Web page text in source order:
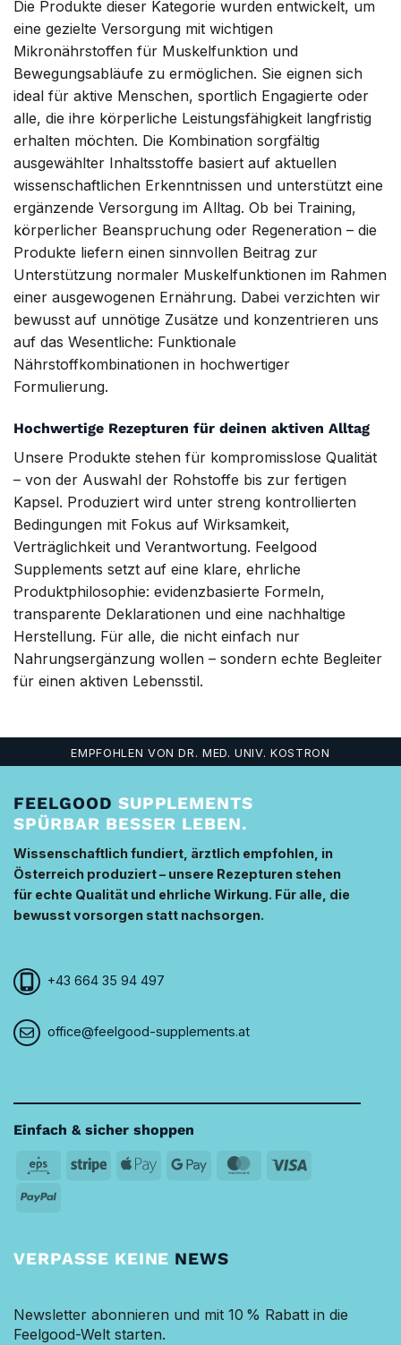
Die Produkte dieser Kategorie wurden entwickelt, um
eine gezielte Versorgung mit wichtigen
Mikronährstoffen für Muskelfunktion und
Bewegungsabläufe zu ermöglichen. Sie eignen sich
ideal für aktive Menschen, sportlich Engagierte oder
alle, die ihre körperliche Leistungsfähigkeit langfristig
erhalten möchten. Die Kombination sorgfältig
ausgewählter Inhaltsstoffe basiert auf aktuellen
wissenschaftlichen Erkenntnissen und unterstützt eine
ergänzende Versorgung im Alltag. Ob bei Training,
körperlicher Beanspruchung oder Regeneration – die
Produkte liefern einen sinnvollen Beitrag zur
Unterstützung normaler Muskelfunktionen im Rahmen
einer ausgewogenen Ernährung. Dabei verzichten wir
bewusst auf unnötige Zusätze und konzentrieren uns
auf das Wesentliche: Funktionale
Nährstoffkombinationen in hochwertiger
Formulierung.
Hochwertige Rezepturen für deinen aktiven Alltag
Unsere Produkte stehen für kompromisslose Qualität
– von der Auswahl der Rohstoffe bis zur fertigen
Kapsel. Produziert wird unter streng kontrollierten
Bedingungen mit Fokus auf Wirksamkeit,
Verträglichkeit und Verantwortung. Feelgood
Supplements setzt auf eine klare, ehrliche
Produktphilosophie: evidenzbasierte Formeln,
transparente Deklarationen und eine nachhaltige
Herstellung. Für alle, die nicht einfach nur
Nahrungsergänzung wollen – sondern echte Begleiter
für einen aktiven Lebensstil.
EMPFOHLEN VON DR. MED. UNIV. KOSTRON
FEELGOOD SUPPLEMENTS
SPÜRBAR BESSER LEBEN.
Wissenschaftlich fundiert, ärztlich empfohlen, in
Österreich produziert – unsere Rezepturen stehen
für echte Qualität und ehrliche Wirkung. Für alle, die
bewusst vorsorgen statt nachsorgen.
+43 664 35 94 497
office@feelgood-supplements.at
Einfach & sicher shoppen
Eps Stripe Apple Google
MasterCard
PayPal
VERPASSE KEINE NEWS
Newsletter abonnieren und mit 10 % Rabatt in die
Feelgood-Welt starten.